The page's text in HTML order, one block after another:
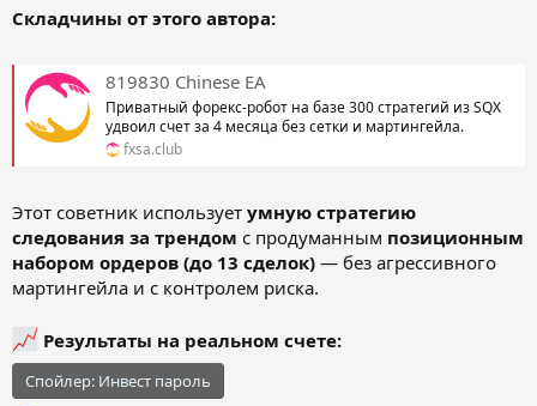
Складчины от этого автора:
819830 Chinese EA
Приватный форекс-робот на базе 300 стратегий из SQX
удвоил счет за 4 месяца без сетки и мартингейла.
fxsa.club
Этот советник использует умную стратегию
следования за трендом с продуманным позиционным
набором ордеров (до 13 сделок) — без агрессивного
мартингейла и с контролем риска.
Результаты на реальном счете:
Спойлер: Инвест пароль